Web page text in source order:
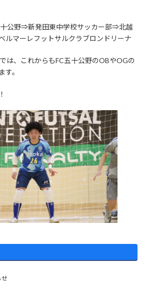
十公野⇒新発田東中学校サッカー部⇒北越
ルマーレフットサルクラブロンドリーナ
は、これからもFC五十公野のOBやOGの
す。
せ